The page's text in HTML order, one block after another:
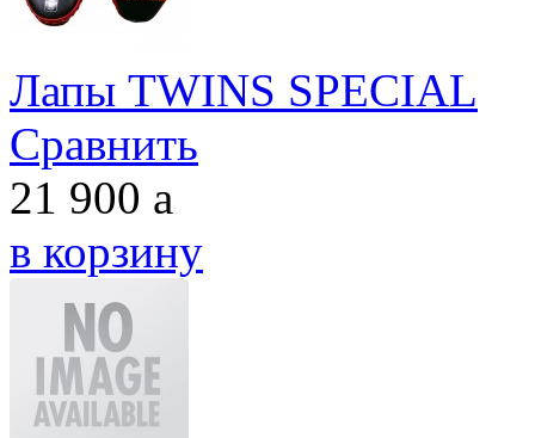
Лапы TWINS SPECIAL
Сравнить
21 900 a
в корзину